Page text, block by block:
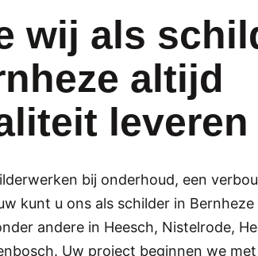
wij als
altijd
leveren
bij onderhoud, een
kunt u ons als schilder in Bernheze
andere in Heesch, Nistelrode,
Uw project beginnen we